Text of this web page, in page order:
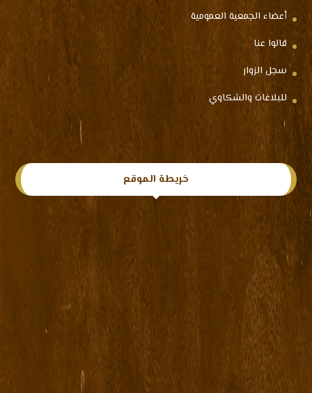
أعضاء الجمعية العمومية
قالوا عنا
سجل الزوار
للبلاغات والشكاوي
خريطة الموقع